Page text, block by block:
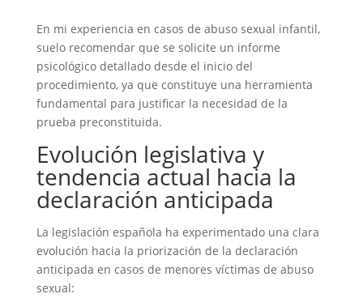
En mi experiencia en casos de abuso sexual infantil,
suelo recomendar que se solicite un informe
psicológico detallado desde el inicio del
procedimiento, ya que constituye una herramienta
fundamental para justificar la necesidad de la
prueba preconstituida.
Evolución legislativa y
tendencia actual hacia la
declaración anticipada
La legislación española ha experimentado una clara
evolución hacia la priorización de la declaración
anticipada en casos de menores víctimas de abuso
sexual: